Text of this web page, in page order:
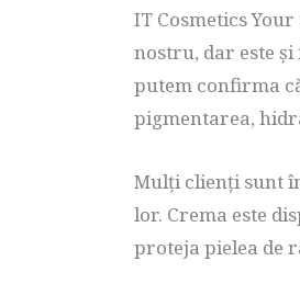
IT Cosmetics
nostru, dar este
putem confirma
pigmentarea,
Mulți clienți sunt
lor. Crema este
proteja pielea de